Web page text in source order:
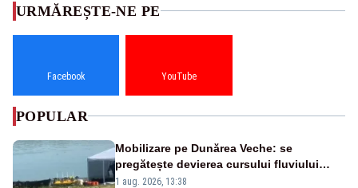
URMĂREȘTE-NE PE
Facebook YouTube
POPULAR
Mobilizare pe Dunărea Veche: se
pregătește devierea cursului fluviului
către Cernavodă – VIDEO
1 aug. 2026, 13:38